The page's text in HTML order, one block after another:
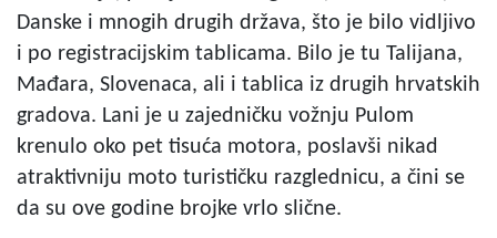
Danske i mnogih drugih država, što je bilo vidljivo
i po registracijskim tablicama. Bilo je tu Talijana,
Mađara, Slovenaca, ali i tablica iz drugih hrvatskih
gradova. Lani je u zajedničku vožnju Pulom
krenulo oko pet tisuća motora, poslavši nikad
atraktivniju moto turističku razglednicu, a čini se
da su ove godine brojke vrlo slične.